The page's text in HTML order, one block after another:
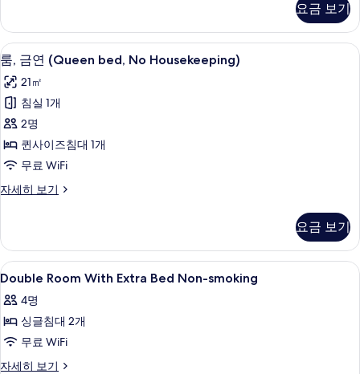
Extra
bed,
No
Housekeeping)
사
진
모
두
보
기
윈
룸,
금
연
(W/
Extra
bed,
No
Housekeeping)
자
세
히
요금 보기
룸,
금
연
(Queen
bed,
No
Housekeeping)
사
두
보
기
오리/거위털 이불, 책상, 노트북 작업
4
룸, 금연 (Queen bed, No Housekeeping)
21㎡
침실 1개
2명
퀸사이즈침대 1개
무료 WiFi
자세히 보기
룸,
bed,
No
Housekeeping)
세
히
기
요금 보기
Double
Room
With
Extra
Bed
Non-
오리/거위털 이불, 책상, 노트북 작업
1
Double Room With Extra Bed Non-smoking
4명
싱글침대 2개
무료 WiFi
자세히 보기
Double